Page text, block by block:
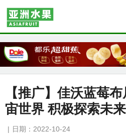
【推广】佳沃蓝莓
宙世界 积极探索未
日期：2022-10-24